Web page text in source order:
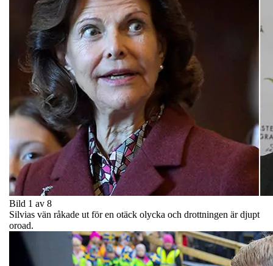
Bild 1 av 8
Silvias vän råkade ut för en otäck olycka och drottningen är djupt
oroad.